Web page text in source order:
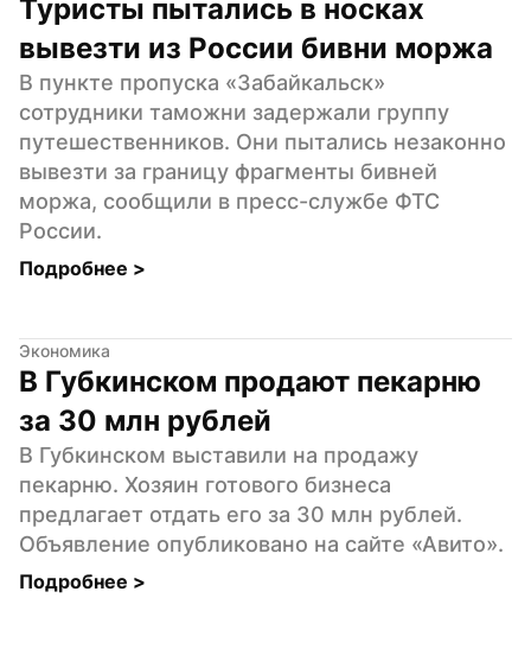
Туристы пытались в носках
вывезти из России бивни моржа
В пункте пропуска «Забайкальск»
сотрудники таможни задержали группу
путешественников. Они пытались незаконно
вывезти за границу фрагменты бивней
моржа, сообщили в пресс-службе ФТС
России.
Подробнее >
Экономика
В Губкинском продают пекарню
за 30 млн рублей
В Губкинском выставили на продажу
пекарню. Хозяин готового бизнеса
предлагает отдать его за 30 млн рублей.
Объявление опубликовано на сайте «Авито».
Подробнее >